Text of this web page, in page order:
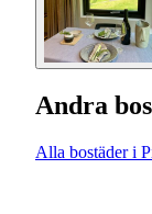
Andra
Alla bostäder i